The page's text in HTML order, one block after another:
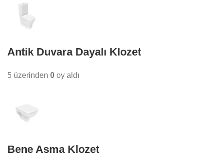
Antik Duvara Dayalı Klozet
5 üzerinden 0 oy aldı
Bene Asma Klozet